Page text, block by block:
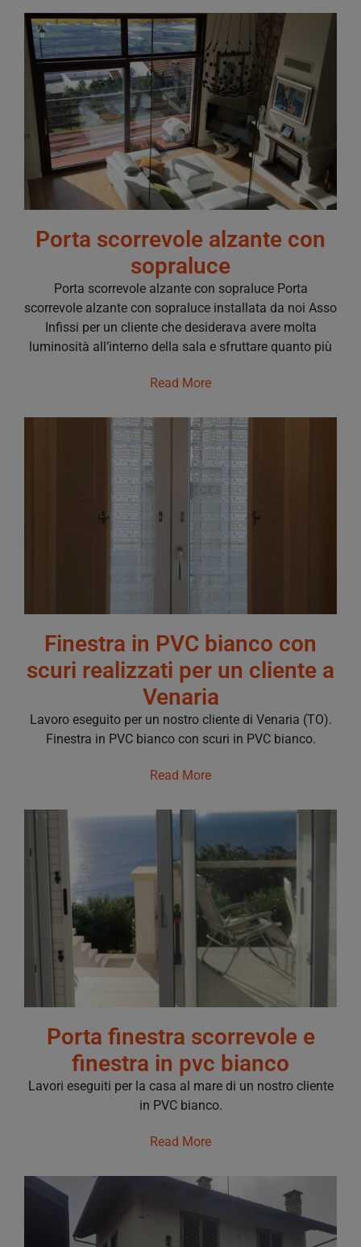
Porta scorrevole alzante con
sopraluce
Porta scorrevole alzante con sopraluce Porta
scorrevole alzante con sopraluce installata da noi Asso
Infissi per un cliente che desiderava avere molta
luminosità all’interno della sala e sfruttare quanto più
Read More
Finestra in PVC bianco con
scuri realizzati per un cliente a
Venaria
Lavoro eseguito per un nostro cliente di Venaria (TO).
Finestra in PVC bianco con scuri in PVC bianco.
Read More
Porta finestra scorrevole e
finestra in pvc bianco
Lavori eseguiti per la casa al mare di un nostro cliente
in PVC bianco.
Read More